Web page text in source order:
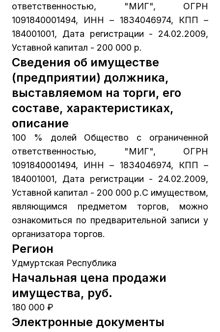
ответственностью, "МИГ", ОГРН
1091840001494, ИНН – 1834046974, КПП –
184001001, Дата регистрации - 24.02.2009,
Уставной капитал - 200 000 р.
Сведения об имуществе
(предприятии) должника,
выставляемом на торги, его
составе, характеристиках,
описание
100 % долей Общество с ограниченной
ответственностью, "МИГ", ОГРН
1091840001494, ИНН – 1834046974, КПП –
184001001, Дата регистрации - 24.02.2009,
Уставной капитал - 200 000 р.С имуществом,
являющимся предметом торгов, можно
ознакомиться по предварительной записи у
организатора торгов.
Регион
Удмуртская Республика
Начальная цена продажи
имущества, руб.
180 000 ₽
Электронные документы